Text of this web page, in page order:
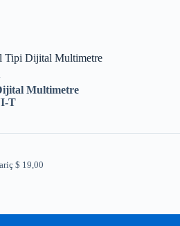
Dijital Multimetre
Multimetre
T
$ 19,00